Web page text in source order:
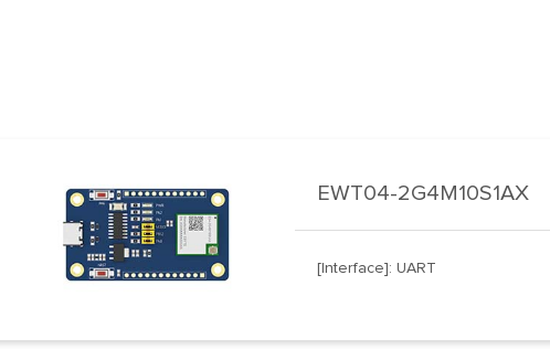
EWT04-2G4M10S1AX
[Interface]: UART